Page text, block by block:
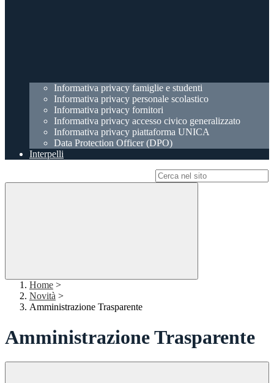
Informativa privacy famiglie e studenti
Informativa privacy personale scolastico
Informativa privacy fornitori
Informativa privacy accesso civico generalizzato
Informativa privacy piattaforma UNICA
Data Protection Officer (DPO)
Interpelli
Home >
Novità >
Amministrazione Trasparente
Amministrazione Trasparente